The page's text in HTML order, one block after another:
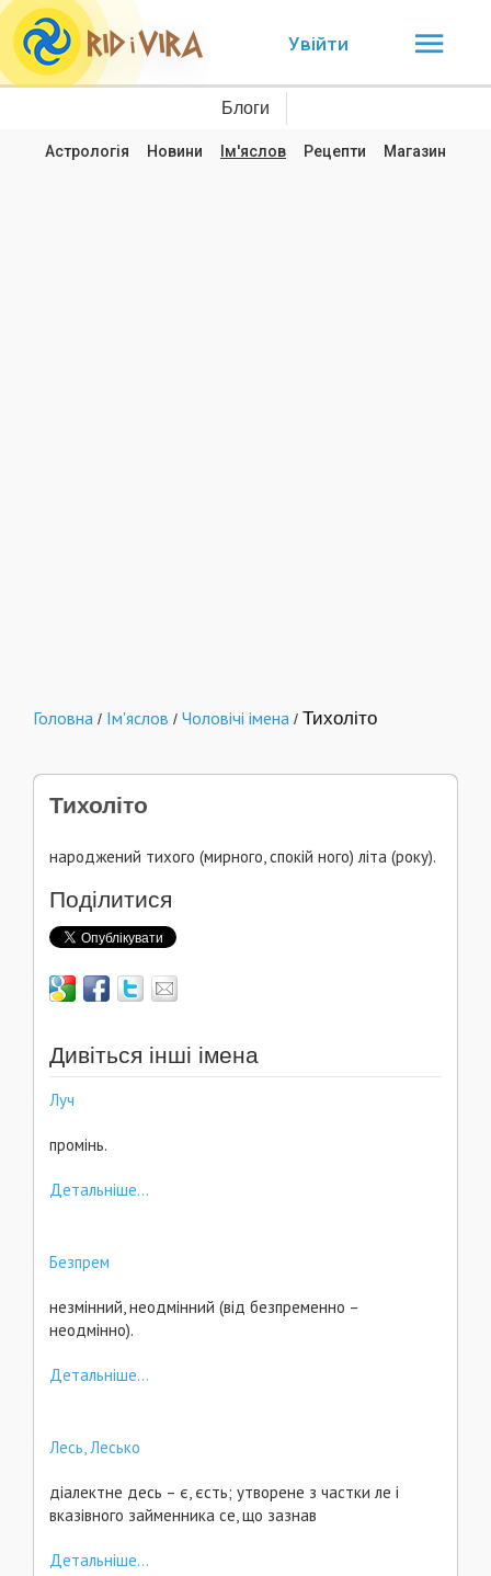
Увійти
Блоги
Астрологія Новини Ім'яслов Рецепти Магазин
Головна / Ім'яслов / Чоловічі імена / Тихоліто
Тихоліто
народжений тихого (мирного, спокій ного) літа (року).
Поділитися
Дивіться інші імена
Луч
промінь.
Детальніше...
Безпрем
незмінний, неодмінний (від безпременно –
неодмінно).
Детальніше...
Лесь, Лесько
діалектне десь – є, єсть; утворене з частки ле і
вказівного займенника се, що зазнав
Детальніше...